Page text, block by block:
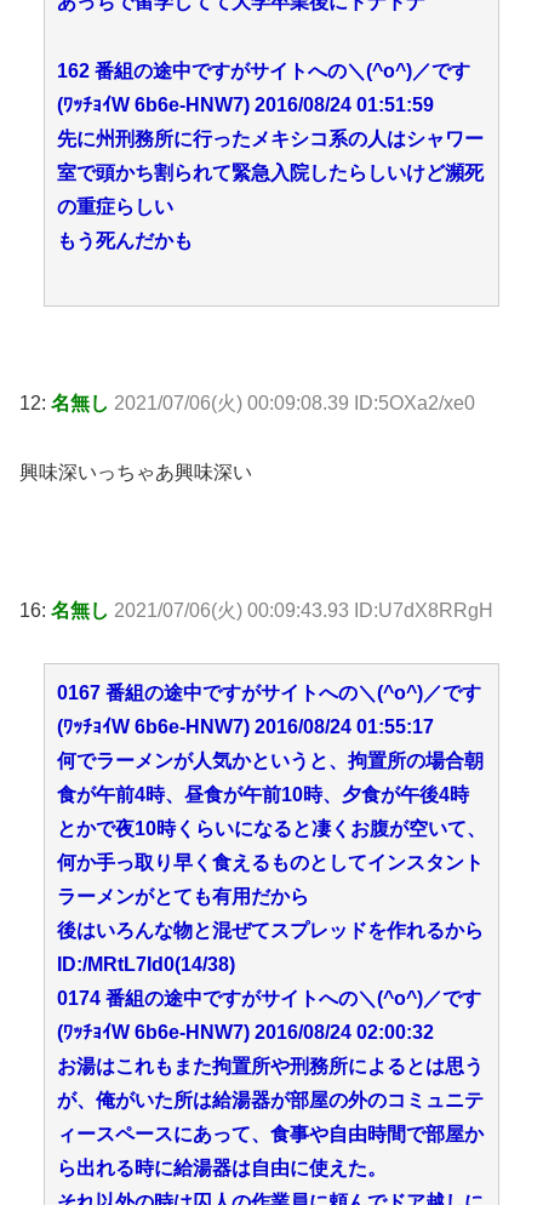
162 番組の途中ですがサイトへの＼(^o^)／です
(ﾜｯﾁｮｲW 6b6e-HNW7) 2016/08/24 01:51:59
先に州刑務所に行ったメキシコ系の人はシャワー
室で頭かち割られて緊急入院したらしいけど瀕死
の重症らしい
もう死んだかも
12: 名無し 2021/07/06(火) 00:09:08.39 ID:5OXa2/xe0
興味深いっちゃあ興味深い
16: 名無し 2021/07/06(火) 00:09:43.93 ID:U7dX8RRgH
0167 番組の途中ですがサイトへの＼(^o^)／です
(ﾜｯﾁｮｲW 6b6e-HNW7) 2016/08/24 01:55:17
何でラーメンが人気かというと、拘置所の場合朝
食が午前4時、昼食が午前10時、夕食が午後4時
とかで夜10時くらいになると凄くお腹が空いて、
何か手っ取り早く食えるものとしてインスタント
ラーメンがとても有用だから
後はいろんな物と混ぜてスプレッドを作れるから
ID:/MRtL7Id0(14/38)
0174 番組の途中ですがサイトへの＼(^o^)／です
(ﾜｯﾁｮｲW 6b6e-HNW7) 2016/08/24 02:00:32
お湯はこれもまた拘置所や刑務所によるとは思う
が、俺がいた所は給湯器が部屋の外のコミュニテ
ィースペースにあって、食事や自由時間で部屋か
ら出れる時に給湯器は自由に使えた。